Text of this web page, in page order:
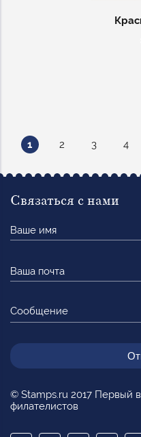
Нумерация
страницТекущая
1 Page
2 Page
3 Page
4
© Stamps.ru 2017 Первый
филателистов
Связаться с нами
имя
почта
Сообщение